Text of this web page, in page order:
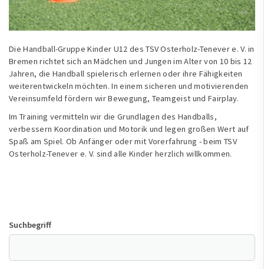
Die Handball-Gruppe Kinder U12 des TSV Osterholz-Tenever e. V. in
Bremen richtet sich an Mädchen und Jungen im Alter von 10 bis 12
Jahren, die Handball spielerisch erlernen oder ihre Fähigkeiten
weiterentwickeln möchten. In einem sicheren und motivierenden
Vereinsumfeld fördern wir Bewegung, Teamgeist und Fairplay.
Im Training vermitteln wir die Grundlagen des Handballs,
verbessern Koordination und Motorik und legen großen Wert auf
Spaß am Spiel. Ob Anfänger oder mit Vorerfahrung - beim TSV
Osterholz-Tenever e. V. sind alle Kinder herzlich willkommen.
Suchbegriff